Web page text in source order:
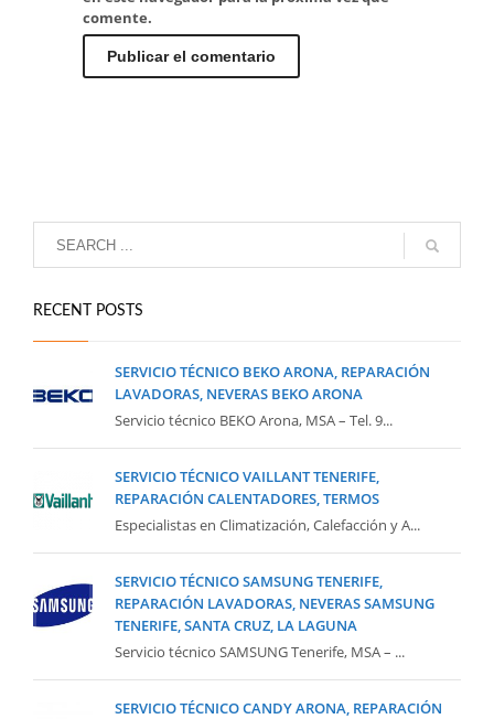
comente.
RECENT POSTS
SERVICIO TÉCNICO BEKO ARONA, REPARACIÓN
LAVADORAS, NEVERAS BEKO ARONA
Servicio técnico BEKO Arona, MSA – Tel. 9...
SERVICIO TÉCNICO VAILLANT TENERIFE,
REPARACIÓN CALENTADORES, TERMOS
Especialistas en Climatización, Calefacción y A...
SERVICIO TÉCNICO SAMSUNG TENERIFE,
REPARACIÓN LAVADORAS, NEVERAS SAMSUNG
TENERIFE, SANTA CRUZ, LA LAGUNA
Servicio técnico SAMSUNG Tenerife, MSA – ...
SERVICIO TÉCNICO CANDY ARONA, REPARACIÓN